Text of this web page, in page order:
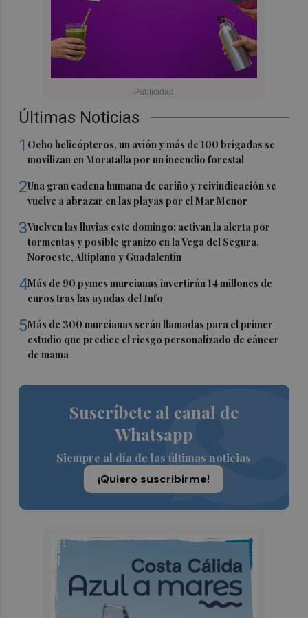
Últimas Noticias
1 Ocho helicópteros, un avión y más de 100 brigadas se
movilizan en Moratalla por un incendio forestal
2Una gran cadena humana de cariño y reivindicación se
vuelve a abrazar en las playas por el Mar Menor
3Vuelven las lluvias este domingo: activan la alerta por
tormentas y posible granizo en la Vega del Segura,
Noroeste, Altiplano y Guadalentín
4Más de 90 pymes murcianas invertirán 14 millones de
euros tras las ayudas del Info
5Más de 300 murcianas serán llamadas para el primer
estudio que predice el riesgo personalizado de cáncer
de mama
Suscríbete al canal de
Whatsapp
Siempre al día de las últimas noticias
¡Quiero suscribirme!